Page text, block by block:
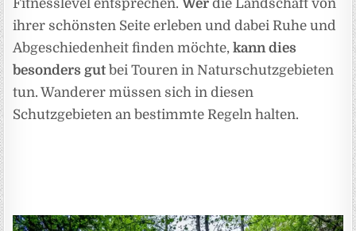
Fitnesslevel entsprechen.Wer die Landschaft von
ihrer schönsten Seite erleben und dabei Ruhe und
Abgeschiedenheit finden möchte,kann dies
besonders gut bei Touren in Naturschutzgebieten
tun. Wanderer müssen sich in diesen
Schutzgebieten an bestimmte Regeln halten.